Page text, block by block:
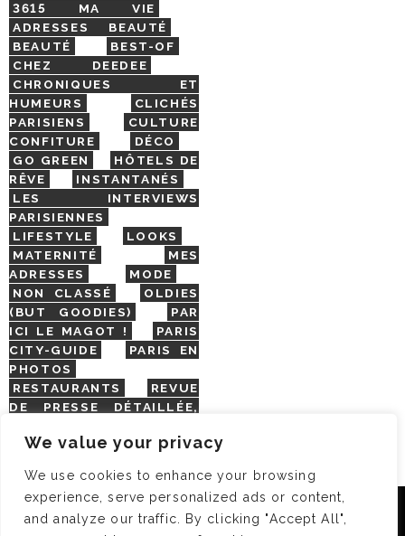
We value your privacy
We use cookies to enhance your browsing
experience, serve personalized ads or content,
and analyze our traffic. By clicking "Accept All",
3615 MA VIE
ADRESSES BEAUTÉ
BEAUTÉ
BEST-OF
CHEZ DEEDEE
CHRONIQUES ET
HUMEURS
CLICHÉS
PARISIENS
CULTURE
CONFITURE
DÉCO
GO GREEN
HÔTELS DE
RÊVE
INSTANTANÉS
LES INTERVIEWS
PARISIENNES
LIFESTYLE
LOOKS
MATERNITÉ
MES
ADRESSES
MODE
NON CLASSÉ
OLDIES
(BUT GOODIES)
PAR
ICI LE MAGOT !
PARIS
CITY-GUIDE
PARIS EN
PHOTOS
RESTAURANTS
REVUE
DE PRESSE DÉTAILLÉE,
DE THÉ
SHOPPING
RESTO
VOYAGES
VOYAGES
Nous utilisons des cookies pour vous garantir la meilleure
expérience sur notre site. Si vous continuez à utiliser ce